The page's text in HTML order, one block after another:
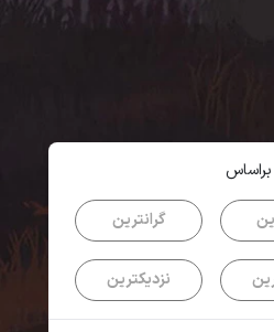
گرانترین
نزدیکترین